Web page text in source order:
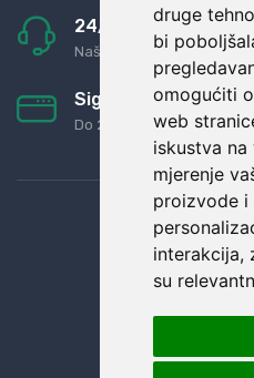
druge
bi
omogućiti
web
iskustva
mjerenje
proizvode i
interakcija,
su
24/7 odlična
Naši agenti uvijek na
Sigurno obročno
Do 24 rata bez kamata